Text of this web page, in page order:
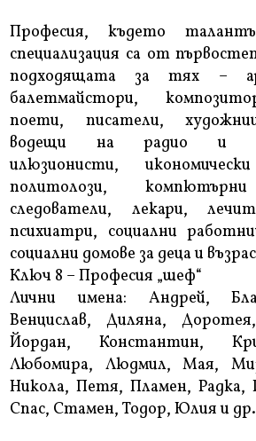
Професия, където
специализация са от
подходящата за тях –
балетмайстори,
поети, писатели,
водещи на радио и
илюзионисти,
политолози,
следователи, лекари,
психиатри, социални
социални домове за деца и
Ключ 8 – Професия „шеф“
Лични имена: Андрей,
Венцислав, Диляна,
Йордан, Константин,
Любомира, Людмил, Мая,
Никола, Петя, Пламен, Радка,
Спас, Стамен, Тодор, Юлия и др.